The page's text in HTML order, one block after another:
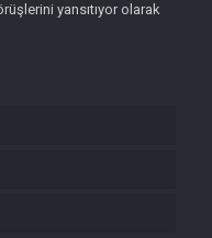
yansıtıyor olarak